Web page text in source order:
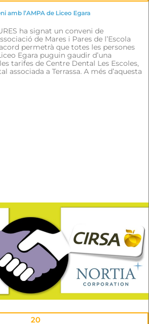
amb l’AMPA de Liceo Egara
ha signat un conveni de
de Mares i Pares de l’Escola
permetrà que totes les persones
Egara puguin gaudir d’una
tarifes de Centre Dental Les Escoles,
associada a Terrassa. A més d’aquesta
20